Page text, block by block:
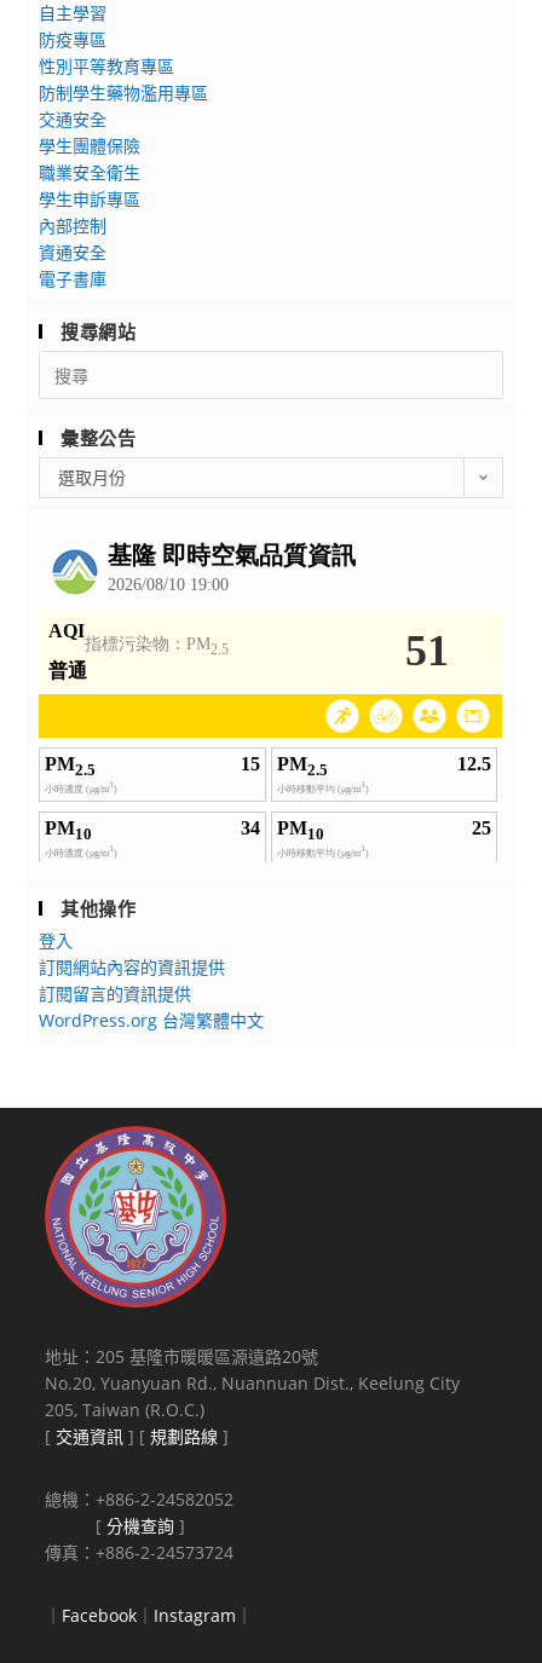
自主學習
防疫專區
性別平等教育專區
防制學生藥物濫用專區
交通安全
學生團體保險
職業安全衛生
學生申訴專區
內部控制
資通安全
電子書庫
搜尋網站
Search
for:
彙整公告
整
選取月份
其他操作
登入
訂閱網站內容的資訊提供
訂閱留言的資訊提供
WordPress.org 台灣繁體中文
地址：205 基隆市暖暖區源遠路20號
No.20, Yuanyuan Rd., Nuannuan Dist., Keelung City
205, Taiwan (R.O.C.)
[ 交通資訊 ] [規劃路線 ]
總機：+886-2-24582052
[分機查詢 ]
傳真：+886-2-24573724
｜ Facebook ｜ Instagram ｜